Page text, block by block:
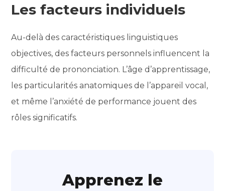
Les facteurs individuels
Au-delà des caractéristiques linguistiques
objectives, des facteurs personnels influencent la
difficulté de prononciation. L’âge d’apprentissage,
les particularités anatomiques de l’appareil vocal,
et même l’anxiété de performance jouent des
rôles significatifs.
Apprenez le